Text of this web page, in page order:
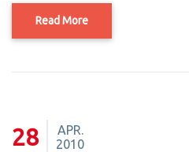
Read More
28
APR.
2010